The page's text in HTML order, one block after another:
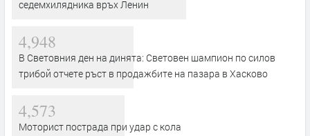
седемхилядника връх Ленин
4,948
В Световния ден на динята: Световен шампион по силов
трибой отчете ръст в продажбите на пазара в Хасково
4,573
Моторист пострада при удар с кола